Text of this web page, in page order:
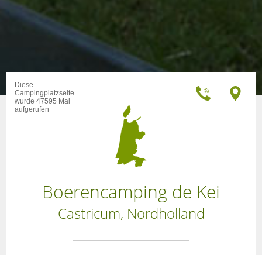
Diese
Campingplatzseite
wurde 47595 Mal
aufgerufen
Boerencamping de Kei
Castricum, Nordholland